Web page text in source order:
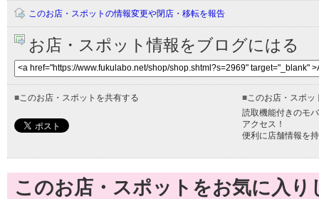
このお店・スポットの情報変更や閉店・移転を報告
お店・スポット情報をブログにはる
■ このお店・スポットを共有する ■ このお店・スポ
読取機能付きのモ
アクセス！
便利に店舗情報を
このお店・スポットをお気に入